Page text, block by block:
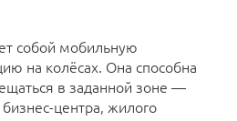
собой мобильную
на колёсах. Она способна
в заданной зоне —
центра, жилого